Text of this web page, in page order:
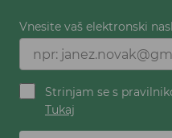
Vnesite vaš elektronski
Strinjam se s
Tukaj